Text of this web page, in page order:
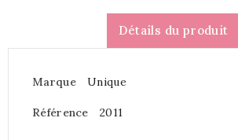
Détails du produit
Marque Unique
Référence 2011